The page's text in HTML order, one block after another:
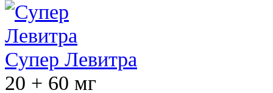
Супер Левитра
20 + 60 мг